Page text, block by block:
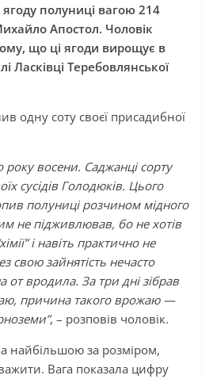
полуниці вагою 214
Апостол. Чоловік
що ці ягоди вирощує в
Ласківці Теребовлянської
одну соту своєї присадибної
восени. Саджанці сорту
сусідів Голодюків. Цього
полуниці розчином мідного
не підживлював, бо не хотів
і навіть практично не
свою зайнятість нечасто
от вродила. За три дні зібрав
причина такого врожаю —
, – розповів чоловік.
найбільшою за розміром,
Вага показала цифру